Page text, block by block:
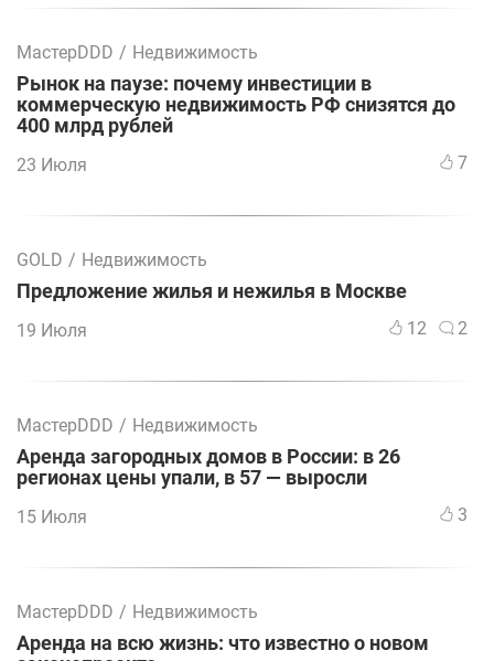
МастерDDD / Недвижимость
Рынок на паузе: почему инвестиции в
коммерческую недвижимость РФ снизятся до
400 млрд рублей
23 Июля 7
GOLD / Недвижимость
Предложение жилья и нежилья в Москве
19 Июля 12 2
МастерDDD / Недвижимость
Аренда загородных домов в России: в 26
регионах цены упали, в 57 — выросли
15 Июля 3
МастерDDD / Недвижимость
Аренда на всю жизнь: что известно о новом